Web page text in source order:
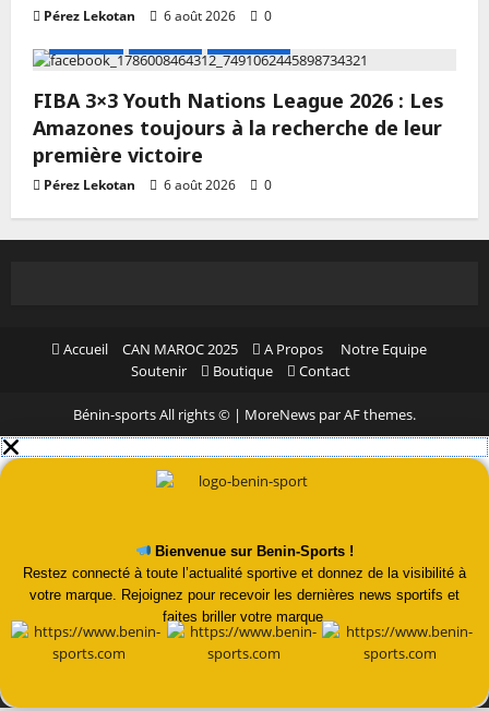
Pérez Lekotan 6 août 2026
0
FIBA 3×3 Youth Nations League 2026 : Les
Amazones toujours à la recherche de leur
première victoire
Pérez Lekotan 6 août 2026 0
Accueil CAN MAROC 2025 A Propos
Notre Equipe
Soutenir
Boutique Contact
Bénin-sports All rights © | MoreNews par AF themes.
Bienvenue sur Benin-Sports !
Restez connecté à toute l’actualité sportive et donnez de la visibilité à
votre marque. Rejoignez pour recevoir les dernières news sportifs et
faites briller votre marque.